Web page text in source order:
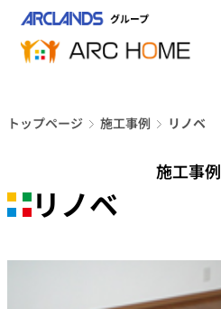
ッ
アークホームについて
施工事例
店舗案内
営業時間は
平日9時から18時までと
電話をかける
トップページ 施工事例 リノベ
施工事例
リノベ